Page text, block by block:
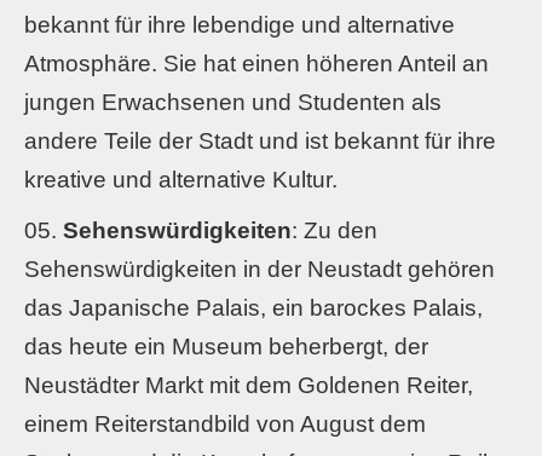
bekannt für ihre lebendige und alternative
Atmosphäre. Sie hat einen höheren Anteil an
jungen Erwachsenen und Studenten als
andere Teile der Stadt und ist bekannt für ihre
kreative und alternative Kultur.
Sehenswürdigkeiten: Zu den
Sehenswürdigkeiten in der Neustadt gehören
das Japanische Palais, ein barockes Palais,
das heute ein Museum beherbergt, der
Neustädter Markt mit dem Goldenen Reiter,
einem Reiterstandbild von August dem